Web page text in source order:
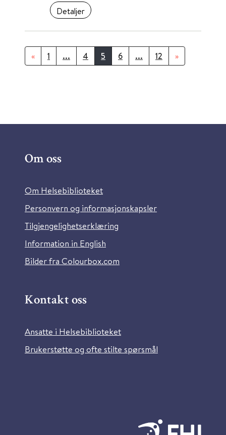
Detaljer
« 1 ... 4 5 6 ... 12 »
Om oss
Om Helsebiblioteket
Personvern og informasjonskapsler
Tilgjengelighetserklæring
Information in English
Bilder fra Colourbox.com
Kontakt oss
Ansatte i Helsebiblioteket
Brukerstøtte og ofte stilte spørsmål